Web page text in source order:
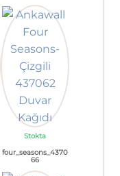
Stokta
four_seasons_4370
66